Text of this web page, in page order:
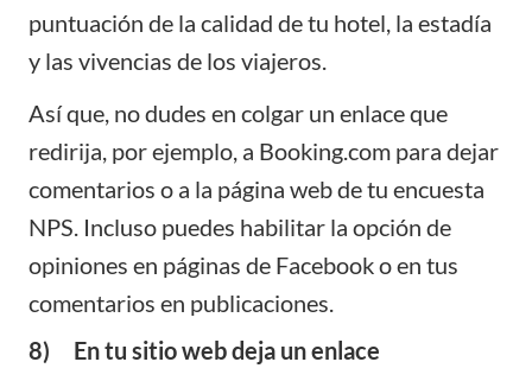
puntuación de la calidad de tu hotel, la estadía
y las vivencias de los viajeros.
Así que, no dudes en colgar un enlace que
redirija, por ejemplo, a Booking.com para dejar
comentarios o a la página web de tu encuesta
NPS. Incluso puedes habilitar la opción de
opiniones en páginas de Facebook o en tus
comentarios en publicaciones.
8) En tu sitio web deja un enlace